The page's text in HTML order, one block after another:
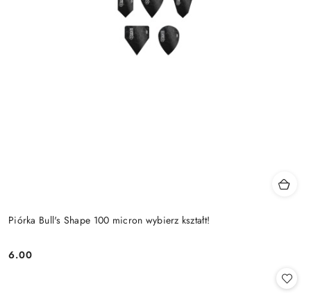
Piórka Bull's Shape 100 micron wybierz kształt!
Cena:
6.00